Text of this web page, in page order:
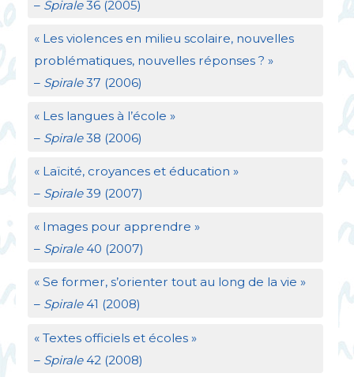
– Spirale36 (2005)
« Les violences en milieu scolaire, nouvelles
problématiques, nouvelles réponses ? »
– Spirale37 (2006)
« Les langues à l’école »
– Spirale38 (2006)
« Laïcité, croyances et éducation »
– Spirale39 (2007)
« Images pour apprendre »
– Spirale40 (2007)
« Se former, s’orienter tout au long de la vie »
– Spirale41 (2008)
« Textes officiels et écoles »
– Spirale42 (2008)